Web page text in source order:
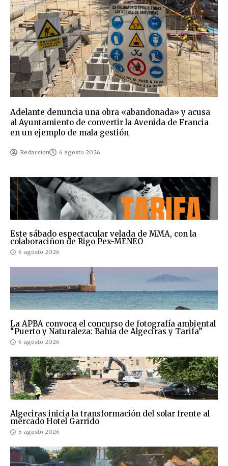
Adelante denuncia una obra «abandonada» y acusa
al Ayuntamiento de convertir la Avenida de Francia
en un ejemplo de mala gestión
Redaccion 6 agosto 2026
Este sábado espectacular velada de MMA, con la
colaboraciñon de Rigo Pex-MENEO
6 agosto 2026
La APBA convoca el concurso de fotografía ambiental
“Puerto y Naturaleza: Bahía de Algeciras y Tarifa”
6 agosto 2026
Algeciras inicia la transformación del solar frente al
mercado Hotel Garrido
5 agosto 2026